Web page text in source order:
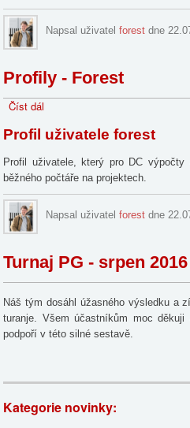
Napsal uživatelforest dne
Profily - Forest
Číst dál
Forest
Profil uživatele forest
Profil uživatele, který pro DC
běžného počtáře na projektech.
Napsal uživatelforest dne
Turnaj PG - srpen 2016
Náš tým dosáhl úžasného výsledku a
turanje. Všem účastníkům moc
podpoří v této silné sestavě.
Kategorie novinky: